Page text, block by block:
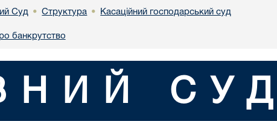
Суд • Структура • Касаційний господарський суд
банкрутство
СУД